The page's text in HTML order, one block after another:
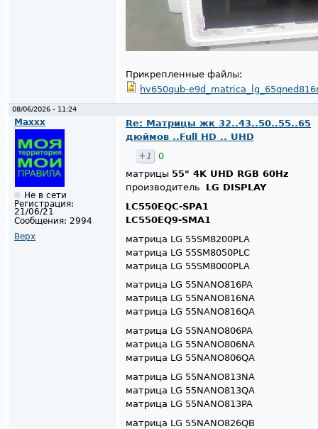
Прикрепленные файлы:
hv650qub-
08/06/2026 - 11:24
Maxxx
Не в сети
Регистрация:
21/06/21
Сообщения: 2994
Верх
Re: Матрицы жк 32..43..50..55..65
дюймов ..Full HD .. UHD
+1
0
матрицы 55" 4K UHD RGB 60Hz
производитель LG DISPLAY
LC550EQC-SPA1
LC550EQ9-SMA1​​​​​​​
матрица LG 55SM8200PLA
матрица LG 55SM8050PLC
матрица LG 55SM8000PLA
матрица LG 55NANO816PA
матрица LG 55NANO816NA
матрица LG 55NANO816QA
матрица LG 55NANO806PA
матрица LG 55NANO806NA
​​​​​​​матрица LG 55NANO806QA
матрица LG 55NANO813NA
матрица LG 55NANO813QA
​​​​​​​матрица LG 55NANO813PA
матрица LG 55NANO826QB